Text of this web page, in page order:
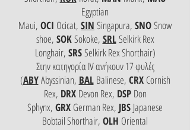
Egyptian
Maui, OCI Ocicat, SIN Singapura, SNOSnow
shoe, SOKSokoke, SRLSelkirk Rex
Longhair, SRSSelkirk Rex Shorthair)
Στην κατηγορία IV ανήκουν 17 φυλές
(ABYAbyssinian, BALBalinese, CRXCornish
Rex, DRXDevon Rex, DSPDon
Sphynx, GRX German Rex, JBS Japanese
Bobtail Shorthair, OLH Oriental